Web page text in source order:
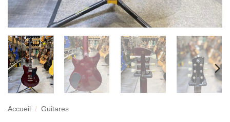
Accueil / Guitares